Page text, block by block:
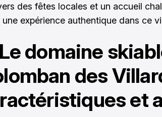
des fêtes locales et un accueil
expérience authentique dans ce
domaine
des
et